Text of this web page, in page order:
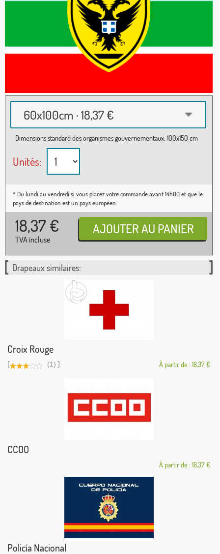
60x100cm · 18,37 €
Dimensions standard des organismes gouvernementaux: 100x150 cm
Unités:
* Du lundi au vendredi si vous placez votre commande avant 14h00 et que le
pays de destination est un pays européen..
18,37 €
TVA incluse
Drapeaux similaires:
Croix Rouge
[ (1) ] À partir de : 18,37 €
CCOO
À partir de : 18,37 €
Policía Nacional